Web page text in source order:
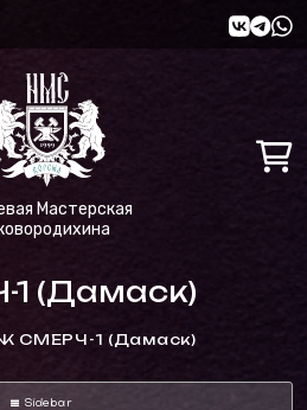
Мастерская
(Дамаск)
СМЕРЧ-1 (Дамаск)
Sidebar